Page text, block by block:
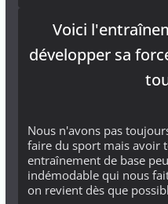
Voici
développer sa
Nous n'avons pas
faire du sport mais avoir
entraînement de base
indémodable qui nous
on revient dès que